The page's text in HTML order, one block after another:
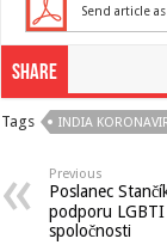
Send article
Share
Tags INDIA
Previous
Poslanec
podporu
spoločnosti